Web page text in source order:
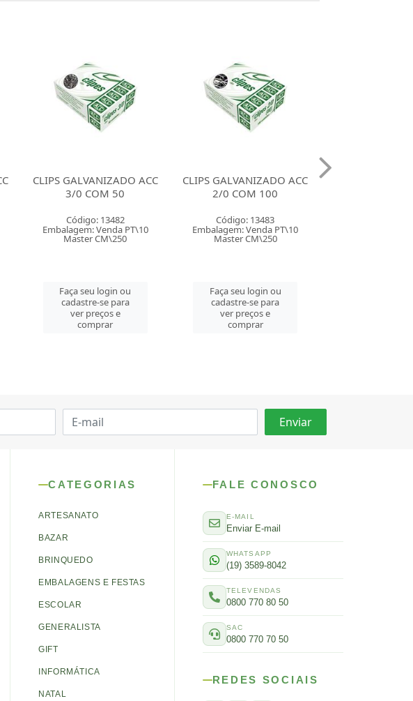
CLIPS GALVANIZADO ACC
2/0 COM 100
Código: 13483
Embalagem: Venda PT\10
Master CM\250
Faça seu login ou
cadastre-se para
ver preços e
comprar
CLIPS GALVANIZADO ACC
08/0 COM 137
Código: 13484
Embalagem: Venda CX\1
Master CM\20
Faça seu login ou
cadastre-se para
ver preços e
comprar
CATEGORIAS
ARTESANATO
BAZAR
BRINQUEDO
EMBALAGENS E FESTAS
ESCOLAR
GENERALISTA
GIFT
INFORMÁTICA
NATAL
FALE CONOSCO
E-MAIL
Enviar E-mail
WHATSAPP
(19) 3589-8042
TELEVENDAS
0800 770 80 50
SAC
0800 770 70 50
REDES SOCIAIS